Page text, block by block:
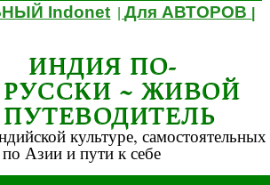
Indonet |Для АВТОРОВ
ИНДИЯ ПО-
РУССКИ ~ ЖИВОЙ
ПУТЕВОДИТЕЛЬ
культуре, самостоятельных
Азии и пути к себе